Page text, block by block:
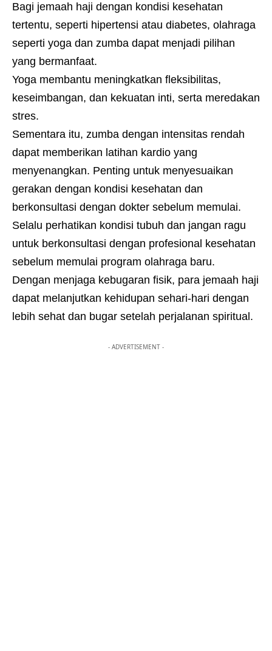
Bagi jemaah haji dengan kondisi kesehatan
tertentu, seperti hipertensi atau diabetes, olahraga
seperti yoga dan zumba dapat menjadi pilihan
yang bermanfaat.
Yoga membantu meningkatkan fleksibilitas,
keseimbangan, dan kekuatan inti, serta meredakan
stres.
Sementara itu, zumba dengan intensitas rendah
dapat memberikan latihan kardio yang
menyenangkan. Penting untuk menyesuaikan
gerakan dengan kondisi kesehatan dan
berkonsultasi dengan dokter sebelum memulai.
Selalu perhatikan kondisi tubuh dan jangan ragu
untuk berkonsultasi dengan profesional kesehatan
sebelum memulai program olahraga baru.
Dengan menjaga kebugaran fisik, para jemaah haji
dapat melanjutkan kehidupan sehari-hari dengan
lebih sehat dan bugar setelah perjalanan spiritual.
- ADVERTISEMENT -